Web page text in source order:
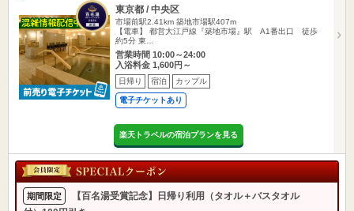
東京都 / 中央区
市場前駅2.41km 築地市場駅407m
【電車】 都営大江戸線『築地市場』駅 A1番出口 徒歩
約5分 東…
営業時間 10:00～24:00
入浴料金 1,600円～
日帰り 宿泊 カップル
電子チケットあり
楽天トラベルの宿泊プランを見る
期間限定
【百名湯受賞記念】日帰り利用（タオル＋バスタオル